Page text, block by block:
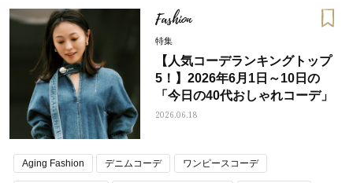
雨の日ファッション
Fashion
特集
【人気コーデランキングトップ
5！】2026年6月1日～10日の
「今日の40代おしゃれコーデ」
2026.06.18
Aging Fashion デニムコーデ ワンピースコーデ